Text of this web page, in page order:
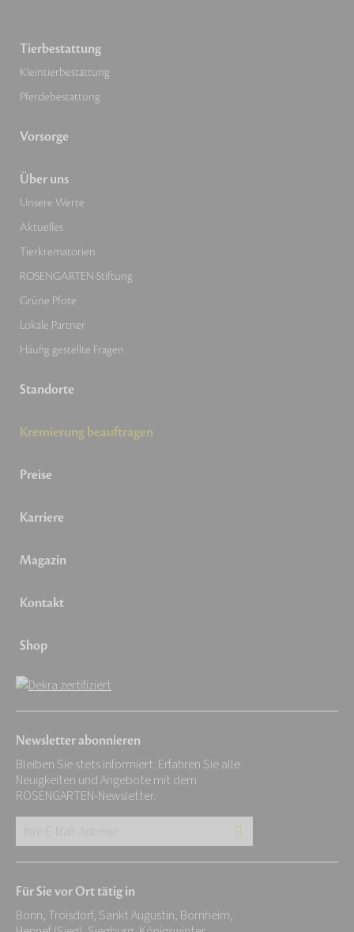
Tierbestattung
Kleintierbestattung
Pferdebestattung
Vorsorge
Über uns
Unsere Werte
Aktuelles
Tierkrematorien
ROSENGARTEN-Stiftung
Grüne Pfote
Lokale Partner
Häufig gestellte Fragen
Standorte
Kremierung beauftragen
Preise
Karriere
Magazin
Kontakt
Shop
Newsletter abonnieren
Bleiben Sie stets informiert. Erfahren Sie alle
Neuigkeiten und Angebote mit dem
ROSENGARTEN-Newsletter.
E-
Adresse:
*
Für Sie vor Ort tätig in
Bonn, Troisdorf, Sankt Augustin, Bornheim,